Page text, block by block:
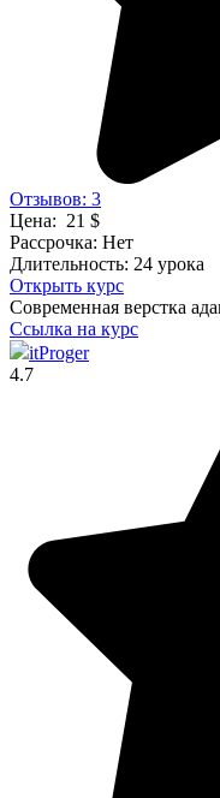
Отзывов: 3
Цена: 21 $
Рассрочка: Нет
Длительность: 24 урока
Открыть курс
Современная верстка
Ссылка на курс
itProger
4.7